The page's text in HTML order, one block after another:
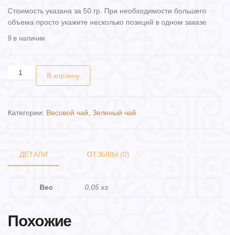
Стоимость указана за 50 гр. При необходимости большего
объема просто укажите несколько позиций в одном заказе
9 в наличии
Количество товара Чай "Русская баня" ( 50 гр.)
В корзину
Категории: Весовой чай Зеленый чай
ДЕТАЛИ ОТЗЫВЫ (0)
Вес 0,05 кг
Похожие